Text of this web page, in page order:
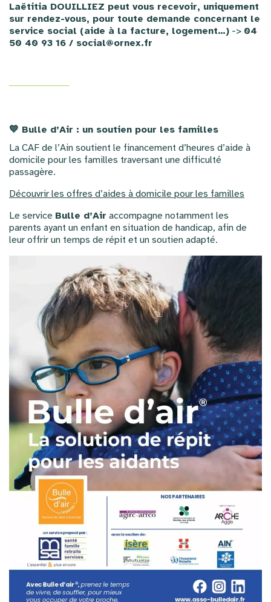
Laëtitia DOUILLIEZ peut vous recevoir, uniquement
sur rendez-vous, pour toute demande concernant le
service social (aide à la facture, logement…) -> 04
50 40 93 16 / social@ornex.fr
💙 Bulle d’Air : un soutien pour les familles
La CAF de l’Ain soutient le financement d’heures d’aide à
domicile pour les familles traversant une difficulté
passagère.
Découvrir les offres d’aides à domicile pour les familles
Le service Bulle d’Air accompagne notamment les
parents ayant un enfant en situation de handicap, afin de
leur offrir un temps de répit et un soutien adapté.